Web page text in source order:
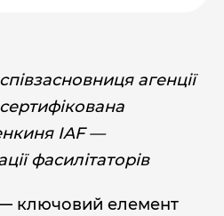
агенції
IAF —
фасилітаторів
ключовий елемент